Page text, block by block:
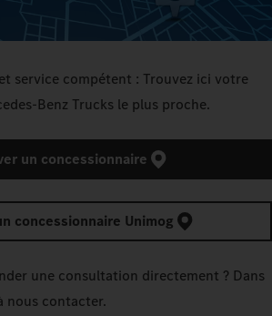
service compétent : Trouvez ici votre
Trucks le plus proche.
un concessionnaire
concessionnaire Unimog
une consultation directement ? Dans
nous contacter.